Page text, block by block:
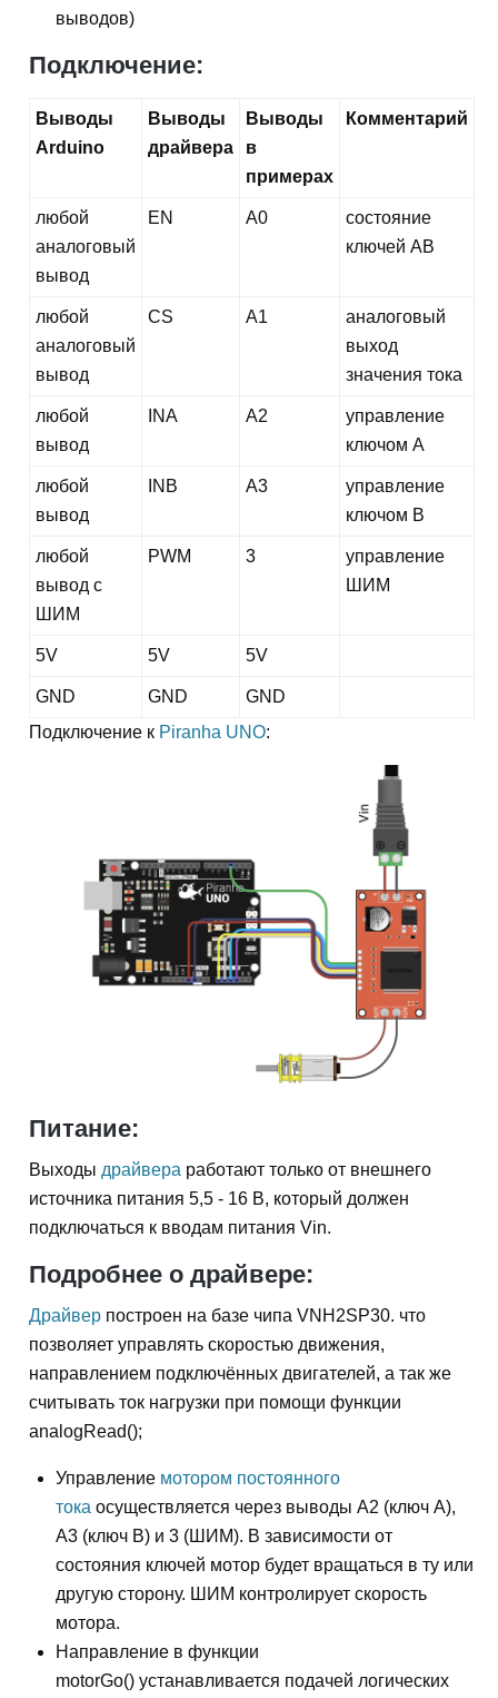
выводов)
Подключение:
Выводы
Arduino
Выводы
драйвера
Выводы
в
примерах
Комментарий
любой
аналоговый
вывод
EN А0
состояние
ключей AB
любой
аналоговый
вывод
CS А1
аналоговый
выход
значения тока
любой
вывод
INA А2
управление
ключом A
любой
вывод
INB А3
управление
ключом В
любой
вывод с
ШИМ
PWM 3
управление
ШИМ
5V 5V 5V
GND GND
GND
Подключение к Piranha UNO:
Питание:
Выходы драйвера работают только от внешнего
источника питания 5,5 - 16 В, который должен
подключаться к вводам питания Vin.
Подробнее о драйвере:
Драйвер построен на базе чипа VNH2SP30. что
позволяет управлять скоростью движения,
направлением подключённых двигателей, а так же
считывать ток нагрузки при помощи функции
analogRead();
Управление мотором постоянного
тока осуществляется через выводы A2 (ключ А),
A3 (ключ В) и 3 (ШИМ). В зависимости от
состояния ключей мотор будет вращаться в ту или
другую сторону. ШИМ контролирует скорость
мотора.
Направление в функции
motorGo() устанавливается подачей логических